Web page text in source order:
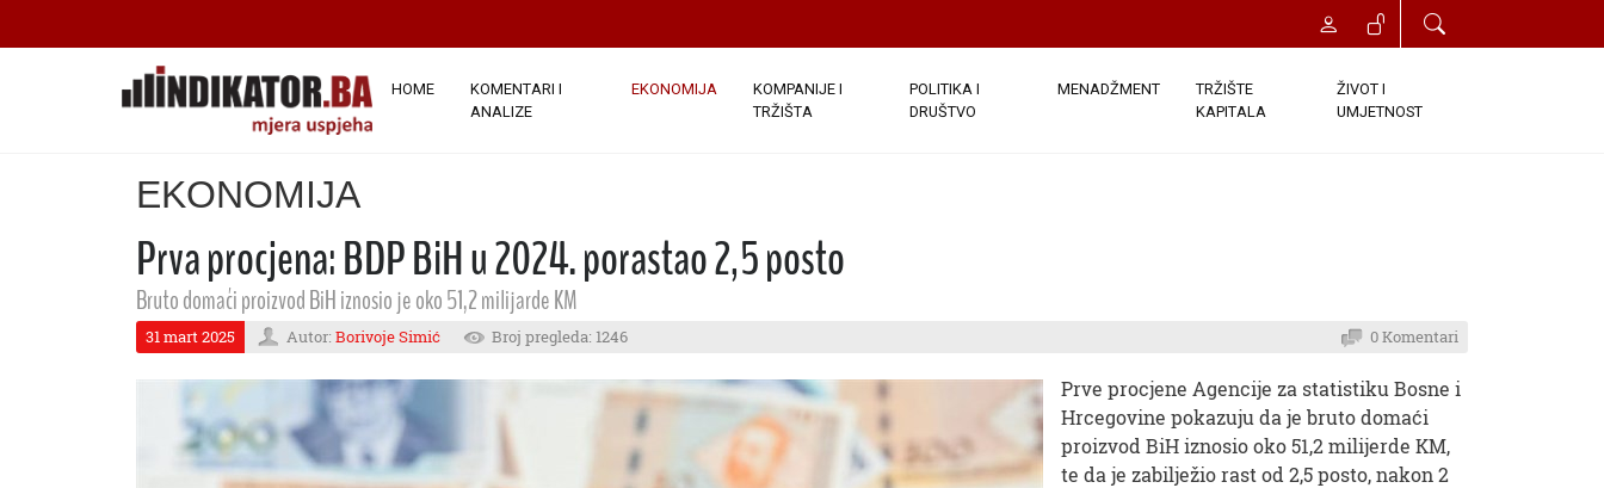
HOME
KOMENTARI I
ANALIZE
EKONOMIJA
KOMPANIJE I
TRŽIŠTA
POLITIKA I
DRUŠTVO
MENADŽMENT
TRŽIŠTE
KAPITALA
ŽIVOT I
UMJETNOST
EKONOMIJA
Prva procjena: BDP BiH u 2024. porastao 2,5 posto
Bruto domaći proizvod BiH iznosio je oko 51,2 milijarde KM
31 mart 2025 Autor: Borivoje Simić Broj pregleda: 1246 0 Komentari
Prve procjene Agencije za statistiku Bosne i
Hrcegovine pokazuju da je bruto domaći
proizvod BiH iznosio oko 51,2 milijerde KM,
te da je zabilježio rast od 2,5 posto, nakon 2